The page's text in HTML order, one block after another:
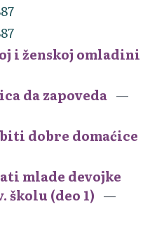
i ženskoj omladini
da zapoveda
dobre domaćice
mlade devojke
školu (deo 1)